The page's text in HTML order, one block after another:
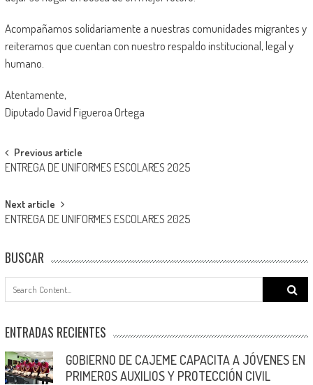
Acompañamos solidariamente a nuestras comunidades migrantes y
reiteramos que cuentan con nuestro respaldo institucional, legal y
humano.
Atentamente,
Diputado David Figueroa Ortega
Post
navigation
Previous article
ENTREGA DE UNIFORMES ESCOLARES 2025
Next article
ENTREGA DE UNIFORMES ESCOLARES 2025
BUSCAR
Search
for:
ENTRADAS RECIENTES
GOBIERNO DE CAJEME CAPACITA A JÓVENES EN
PRIMEROS AUXILIOS Y PROTECCIÓN CIVIL